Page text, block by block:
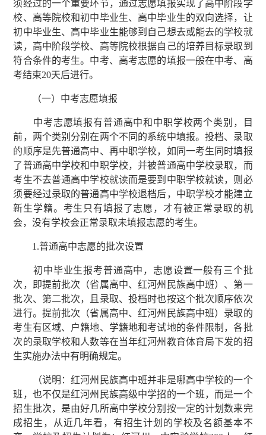
须经过的一个重要环节，通过志愿填报实现了高中阶段学
校、高等院校和初中毕业生、高中毕业生的双向选择，让
初中毕业生、高中毕业生能够到自己想去或能去的学校就
读，高中阶段学校、高等院校根据自己的培养目标录取到
符合条件的考生。中考、高考志愿的填报一般在中考、高
考结束20天后进行。
（一）中考志愿填报
中考志愿填报有普通高中和中职学校两个类别，目
前，两个类别分别在两个不同的系统中填报。投档、录取
的顺序是先普通高中、再中职学校，如同一考生同时填报
了普通高中学校和中职学校，并被普通高中学校录取，而
考生不去普通高中学校就读而是要到中职学校就读，则必
须要经过录取的普通高中学校退档后，中职学校才能建立
新生学籍。考生只有填报了志愿，才有被正常录取的机
会，没有学校会正常录取未填报志愿的考生。
1.普通高中志愿的批次设置
初中毕业生报考普通高中，志愿设置一般有三个批
次，即提前批次（省属高中、红河州民族高中班）、第一
批次、第二批次，且录取、投档时也按这个批次顺序依次
进行。提前批次（省属高中、红河州民族高中班）录取的
考生有区域、户籍地、学籍地和考试地的条件限制，各批
次的录取学校和人数等在当年红河州教育体育局下发的招
生实施办法中有明确规定。
（说明：红河州民族高中班并非是哪高中学校的一个
班，也不仅是红河州民族高级中学招的一个班，而是一个
招生批次，是由好几所高中学校分别按一定的计划数来完
成招生，从近几年看，有招生计划的学校及名额基本不